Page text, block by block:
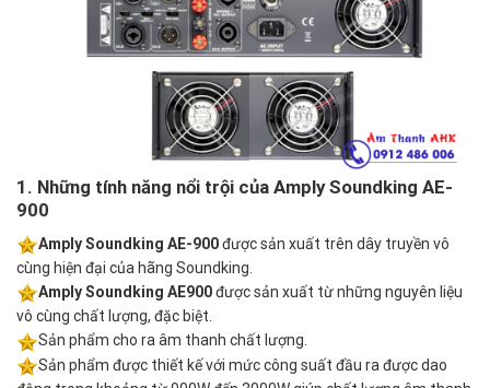
1. Những tính năng nổi trội của Amply Soundking AE-
900
Amply Soundking AE-900được sản xuất trên dây truyền vô
cùng hiện đại của hãng Soundking.
Amply Soundking AE900được sản xuất từ những nguyên liệu
vô cùng chất lượng, đặc biệt.
Sản phẩm cho ra âm thanh chất lượng.
Sản phẩm được thiết kế với mức công suất đầu ra được dao